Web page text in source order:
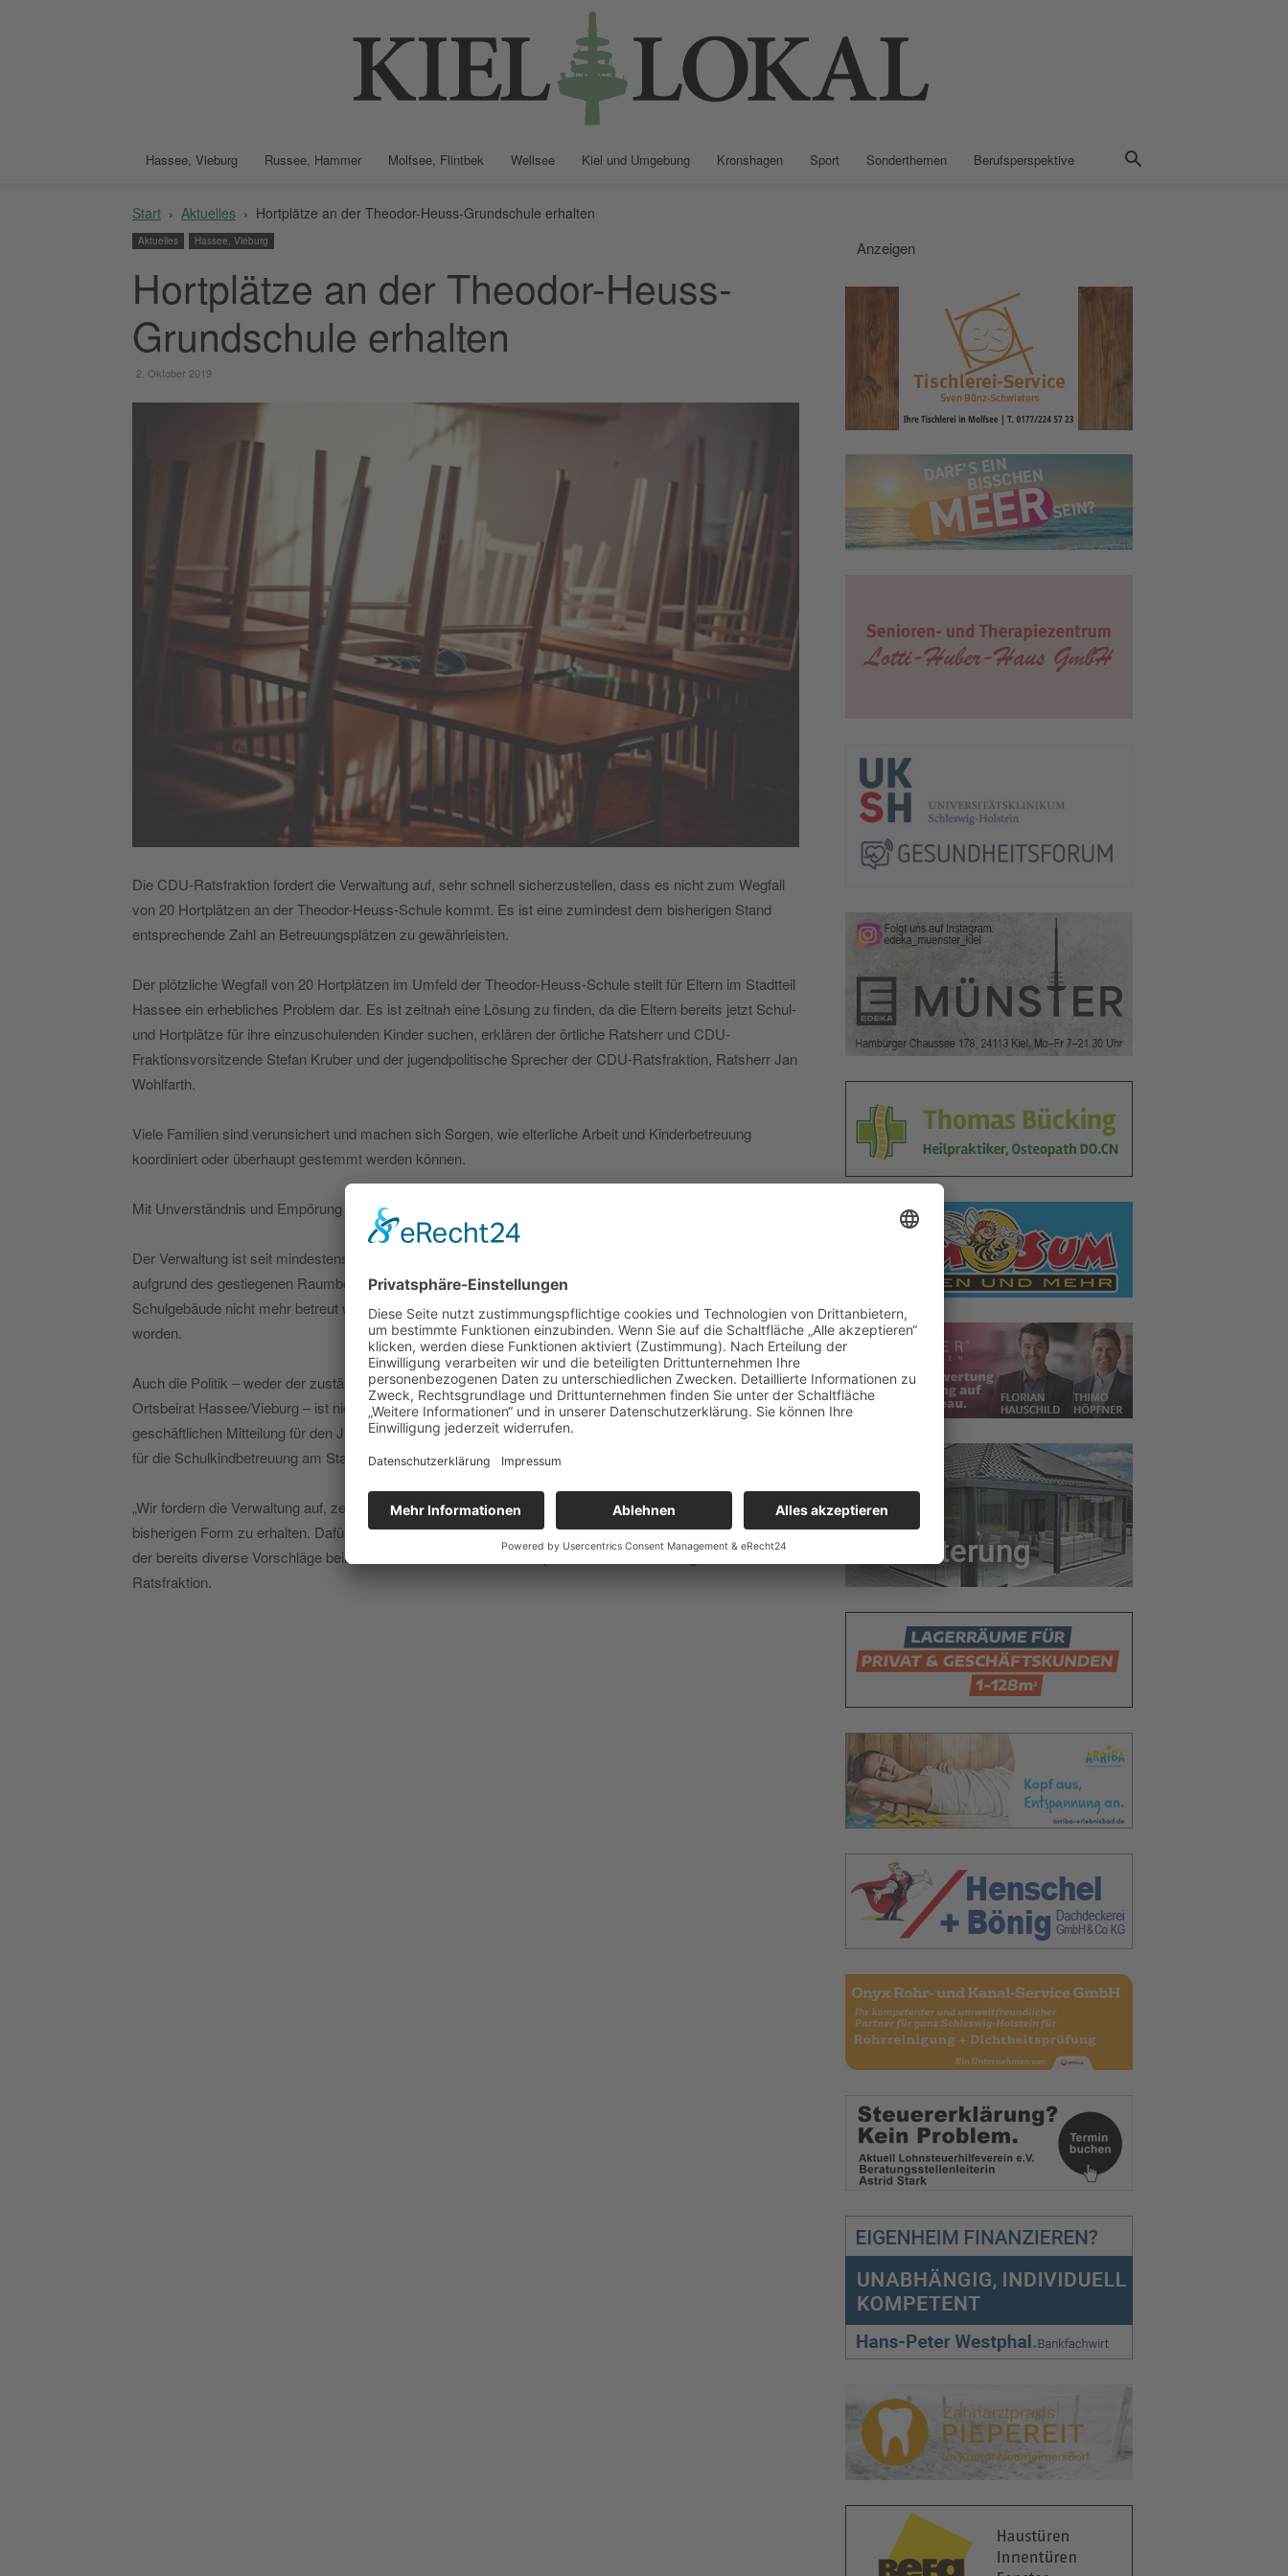
Hassee, Vieburg Russee, Hammer Molfsee, Flintbek Wellsee Kiel und Umgebung Kronshagen Sport Sonderthemen Berufsperspektive
Start Aktuelles Hortplätze an der Theodor-Heuss-Grundschule erhalten
Aktuelles Hassee, Vieburg
Hortplätze an der Theodor-Heuss-
Grundschule erhalten
2. Oktober 2019
Die CDU-Ratsfraktion fordert die Verwaltung auf, sehr schnell sicherzustellen, dass es nicht zum Wegfall
von 20 Hortplätzen an der Theodor-Heuss-Schule kommt. Es ist eine zumindest dem bisherigen Stand
entsprechende Zahl an Betreuungsplätzen zu gewährleisten.
Der plötzliche Wegfall von 20 Hortplätzen im Umfeld der Theodor-Heuss-Schule stellt für Eltern im Stadtteil
Hassee ein erhebliches Problem dar. Es ist zeitnah eine Lösung zu finden, da die Eltern bereits jetzt Schul-
und Hortplätze für ihre einzuschulenden Kinder suchen, erklären der örtliche Ratsherr und CDU-
Fraktionsvorsitzende Stefan Kruber und der jugendpolitische Sprecher der CDU-Ratsfraktion, Ratsherr Jan
Wohlfarth.
Viele Familien sind verunsichert und machen sich Sorgen, wie elterliche Arbeit und Kinderbetreuung
koordiniert oder überhaupt gestemmt werden können.
Mit Unverständnis und Empörung kommentieren Kruber und Wohlfarth das Vorgehen der Verwaltung:
Der Verwaltung ist seit mindestens einem Jahr bekannt, dass eine komplette Hortgruppe mit 20 Kindern
aufgrund des gestiegenen Raumbedarfes der Theodor-Heuss-Schule in den bisherigen Räumen im
Schulgebäude nicht mehr betreut werden kann. Der Schule und den Eltern ist dies aber erst jetzt mitgeteilt
worden.
Auch die Politik – weder der zuständige Jugendhilfeausschuss noch die Ratsversammlung oder der
Ortsbeirat Hassee/Vieburg – ist nicht rechtzeitig informiert worden. Erst jetzt, beiläufig in einer
geschäftlichen Mitteilung für den Jugendhilfeausschuss am 2. Oktober, wird recht versteckt die Zahl „-20“
für die Schulkindbetreuung am Standort kommuniziert.
„Wir fordern die Verwaltung auf, zeitnah alle Optionen zu prüfen, um die Kinderbetreuung im Stadtteil in der
bisherigen Form zu erhalten. Dafür stellen wir morgen einen Dringlichkeitsantrag im Jugendhilfeausschuss,
der bereits diverse Vorschläge beinhaltet“, so Referent Henrik Welp in der Pressemitteilung der CDU-
Ratsfraktion.
Anzeigen